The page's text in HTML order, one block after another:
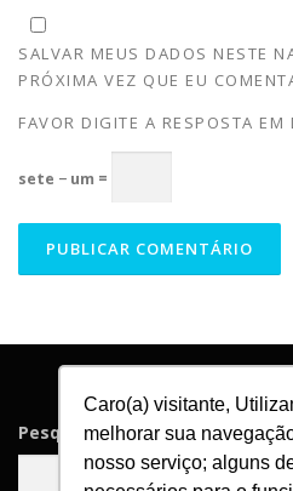
Caro(a) visitante,
melhorar sua
nosso serviço; alguns
SALVAR MEUS DADOS NESTE
PRÓXIMA VEZ QUE EU
FAVOR DIGITE A RESPOSTA EM
sete − um =
Pesquisar